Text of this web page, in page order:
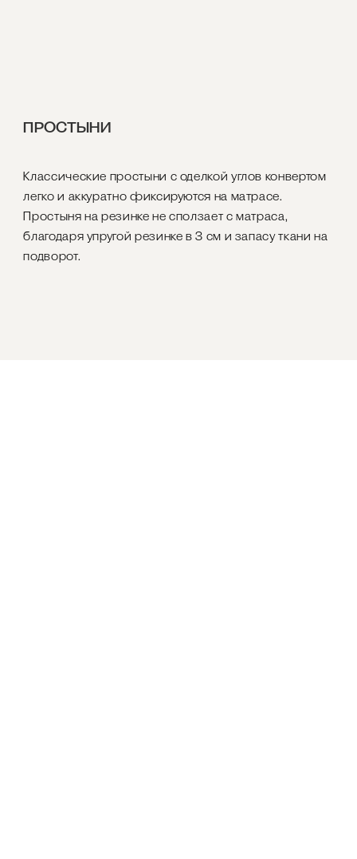
ПРОСТЫНИ
Классические простыни с оделкой углов конвертом
легко и аккуратно фиксируются на матрасе.
Простыня на резинке не сползает с матраса,
благодаря упругой резинке в 3 см и запасу ткани на
подворот.